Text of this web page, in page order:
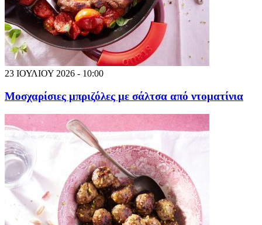
23 ΙΟΥΛΙΟΥ 2026 - 10:00
Μοσχαρίσιες μπριζόλες με σάλτσα από ντοματίνια